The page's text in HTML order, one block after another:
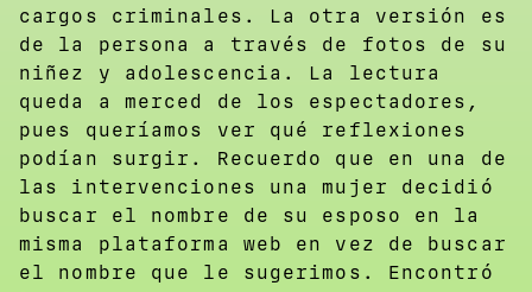
cargos criminales. La otra versión es
de la persona a través de fotos de su
niñez y adolescencia. La lectura
queda a merced de los espectadores,
pues queríamos ver qué reflexiones
podían surgir. Recuerdo que en una de
las intervenciones una mujer decidió
buscar el nombre de su esposo en la
misma plataforma web en vez de buscar
el nombre que le sugerimos. Encontró